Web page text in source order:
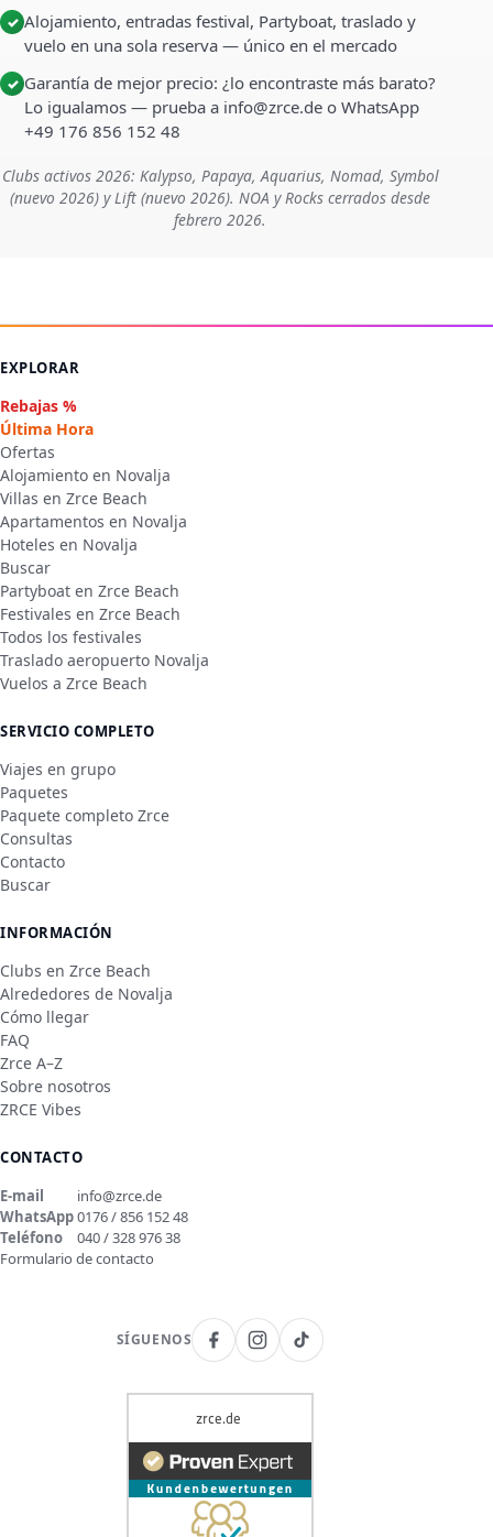
✓ Alojamiento, entradas festival, Partyboat, traslado y
vuelo en una sola reserva — único en el mercado
✓ Garantía de mejor precio: ¿lo encontraste más barato?
Lo igualamos — prueba a info@zrce.de o WhatsApp
+49 176 856 152 48
Clubs activos 2026: Kalypso, Papaya, Aquarius, Nomad, Symbol
(nuevo 2026) y Lift (nuevo 2026). NOA y Rocks cerrados desde
febrero 2026.
EXPLORAR
Rebajas %
Última Hora
Ofertas
Alojamiento en Novalja
Villas en Zrce Beach
Apartamentos en Novalja
Hoteles en Novalja
Buscar
Partyboat en Zrce Beach
Festivales en Zrce Beach
Todos los festivales
Traslado aeropuerto Novalja
Vuelos a Zrce Beach
SERVICIO COMPLETO
Viajes en grupo
Paquetes
Paquete completo Zrce
Consultas
Contacto
Buscar
INFORMACIÓN
Clubs en Zrce Beach
Alrededores de Novalja
Cómo llegar
FAQ
Zrce A–Z
Sobre nosotros
ZRCE Vibes
CONTACTO
E-mail
info@zrce.de
WhatsApp0176 / 856 152 48
Teléfono
040 / 328 976 38
Formulario de contacto
SÍGUENOS